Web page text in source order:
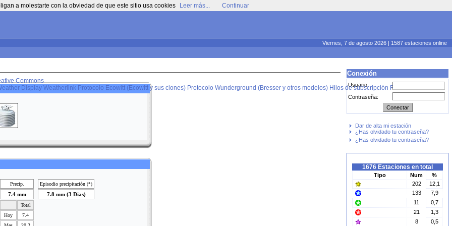
Viernes, 7 de agosto 2026 | 1587 estaciones online
Commons
Display Weatherlink Protocolo Ecowitt (Ecowitt y sus clones) Protocolo Wunderground (Bresser y otros modelos) Hilos de subscripción RSS
Precip. Episodio precipitación (*)
7.4 mm 7.8 mm (3 Dias)
Total
Hoy
7.4
Conexión
Usuario:
Contraseña:
Dar de alta mi estación
¿Has olvidado tu contraseña?
¿Has olvidado tu contraseña?
1676 Estaciones en total
Tipo Num
%
202
12,1
133
7,9
11
0,7
21
1,3
8
0,5
a molestarte con la obviedad de que este sitio usa cookies Leer más... Continuar